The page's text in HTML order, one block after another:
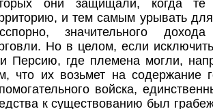
они защищали, когда те
и тем самым урывать
значительного
Но в целом, если
Персию, где племена могли,
что их возьмет на содержание
войска,
к существованию был